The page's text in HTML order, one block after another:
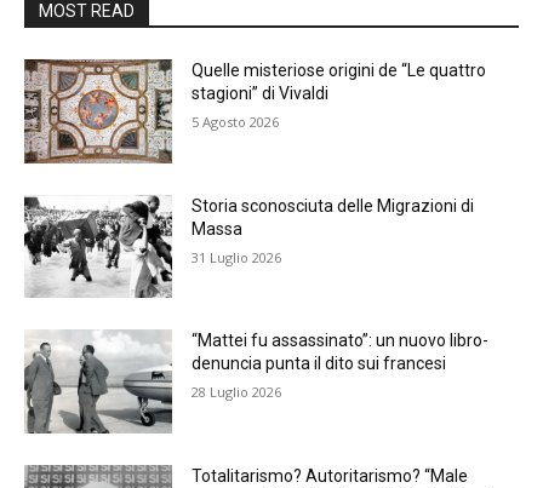
MOST READ
Quelle misteriose origini de “Le quattro
stagioni” di Vivaldi
5 Agosto 2026
Storia sconosciuta delle Migrazioni di
Massa
31 Luglio 2026
“Mattei fu assassinato”: un nuovo libro-
denuncia punta il dito sui francesi
28 Luglio 2026
Totalitarismo? Autoritarismo? “Male